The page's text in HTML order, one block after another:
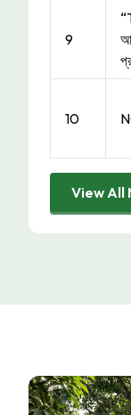
9
10
View All